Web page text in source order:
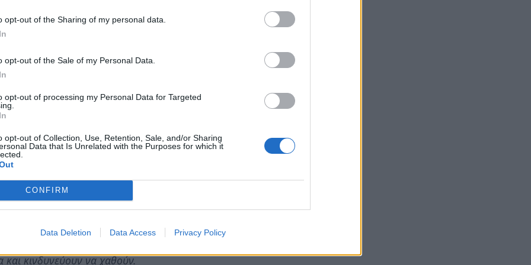
opt-out of the Sharing of my personal data.
opt-out of the Sale of my Personal Data.
opt-out of processing my Personal Data for Targeted
opt-out of Collection, Use, Retention, Sale, and/or Sharing
Data that Is Unrelated with the Purposes for which it
CONFIRM
Data Deletion Data Access Privacy Policy
Παπακώστας καταγγέλλουν:
σε μεγάλο βαθμό με την πρόωρη
να μην επαρκούν οι υπόλοιποι για
και των οικοτροφείων. Συχνό είναι το
βάρδια με ότι κινδύνους αυτό συνεπάγεται.
λίγες ημέρες από την κανονική του
πολλές εβδομάδες χωρίς ρεπό και τη
συνολικά οφείλονται περίπου 8000 ρεπό
Νοσηλευτική Υπηρεσία μια (αντίθετη
να δοθούν έως 10 ημέρες άδεια στο
ο μέσος όρος των οφειλόμενων ανά
κινδυνεύουν να χαθούν.